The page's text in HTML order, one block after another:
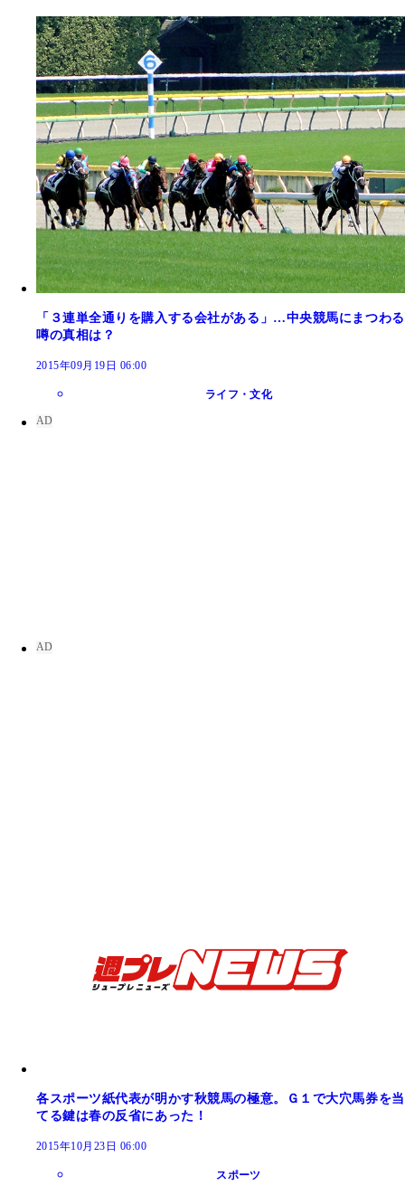
「３連単全通りを購入する会社がある」…中央競馬にまつわる
噂の真相は？
2015年09月19日 06:00
ライフ・文化
各スポーツ紙代表が明かす秋競馬の極意。Ｇ１で大穴馬券を当
てる鍵は春の反省にあった！
2015年10月23日 06:00
スポーツ